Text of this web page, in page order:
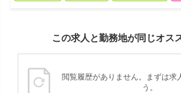
この求人と勤務地が同じオス
閲覧履歴がありません。まずは求
う。